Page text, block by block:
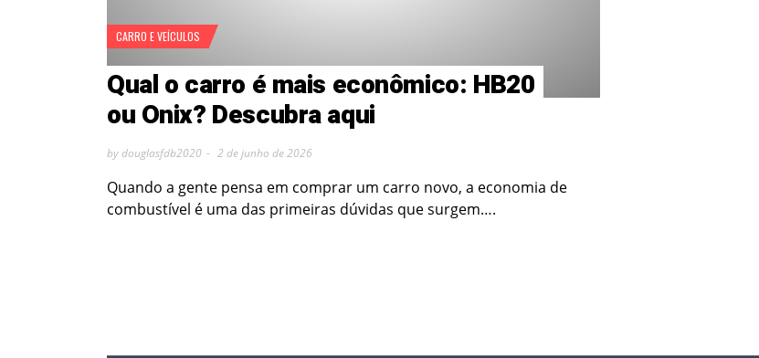
CARRO E VEÍCULOS
Qual o carro é mais econômico: HB20
ou Onix? Descubra aqui
by douglasfdb2020 2 de junho de 2026
Quando a gente pensa em comprar um carro novo, a economia de
combustível é uma das primeiras dúvidas que surgem….